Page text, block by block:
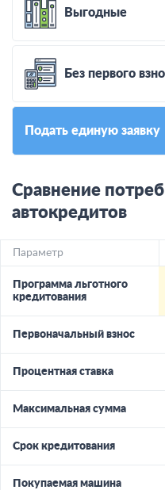
Выгодные
Без первого
Подать единую заявку
Сравнение
автокредитов
Параметр
Программа льготного
кредитования
Первоначальный взнос
Процентная ставка
Максимальная сумма
Срок кредитования
Покупаемая машина